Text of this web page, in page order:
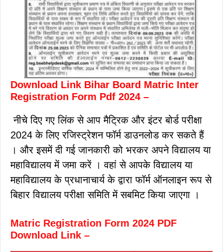
Download Link Bihar Board Matric Inter
Registration Form Pdf 2024 –
नीचे दिए गए लिंक से आप मैट्रिक और इंटर बोर्ड परीक्षा
2024 के लिए रजिस्ट्रेशन फॉर्म डाउनलोड कर सकते हैं
। और इसमें दी गई जानकारी को भरकर अपने विद्यालय या
महाविद्यालय में जमा करें । वहां से आपके विद्यालय या
महाविद्यालय के प्रधानाचार्य के द्वारा फॉर्म ऑनलाइन रूप से
बिहार विद्यालय परीक्षा समिति में सबमिट किया जाएगा ।
Matric Registration Form 2024 PDF
Download Link –